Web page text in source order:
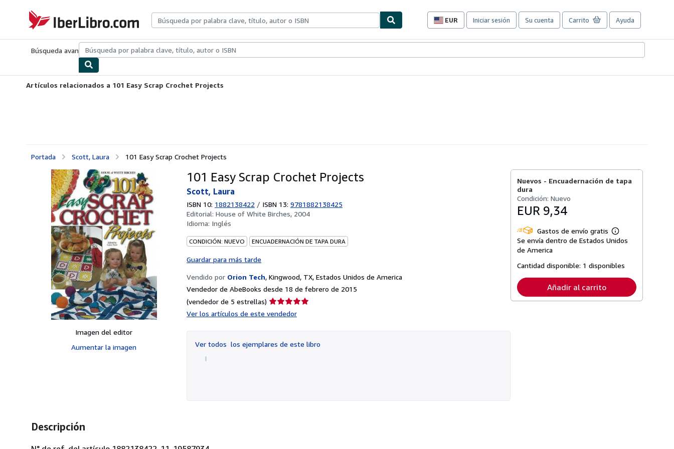
IberLibro.com
EUR
Preferencias
compra
sitio.
Iniciar sesión Su cuenta Carrito Ayuda
Búsqueda avanzadaColecciones Libros antiguosArte y coleccionismo
Artículos relacionados a 101 Easy Scrap Crochet Projects
Portada Scott, Laura 101 Easy Scrap Crochet Projects
Imagen del editor
Aumentar la imagen
101 Easy Scrap Crochet Projects
Scott, Laura
ISBN 10: 1882138422 / ISBN 13: 9781882138425
Editorial: House of White Birches, 2004
Idioma: Inglés
CONDICIÓN: NUEVO ENCUADERNACIÓN DE TAPA DURA
Guardar para más tarde
Vendido por Orion Tech, Kingwood, TX, Estados Unidos de America
Vendedor de AbeBooks desde 18 de febrero de 2015
(vendedor de 5 estrellas) Calificación
Ver los artículos de este vendedor
Ver todos los ejemplares de este libro
Nuevos - Encuadernación de tapa
dura
Condición: Nuevo
EUR 9,34
Gastos de envío gratis
Más
información
tarifas
envío
Se envía dentro de Estados Unidos
de America
Cantidad disponible: 1 disponibles
Añadir al carrito
Descripción